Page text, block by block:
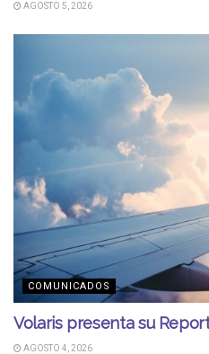
AGOSTO 5, 2026
COMUNICADOS
Volaris presenta su
AGOSTO 4, 2026